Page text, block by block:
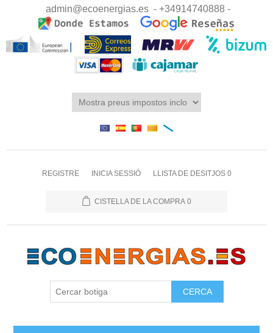
admin@ecoenergias.es - +34914740888 -
REGISTRE INICIA SESSIÓ LLISTA DE DESITJOS 0
CISTELLA DE LA COMPRA 0